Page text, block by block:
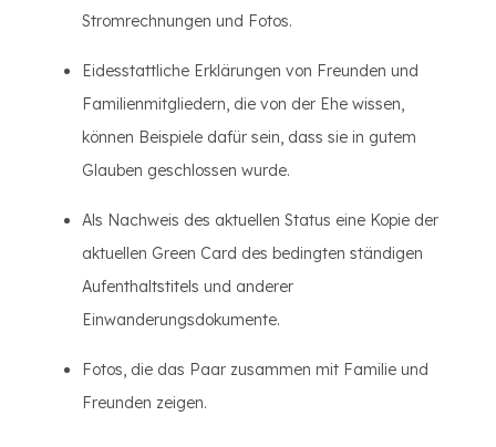
Stromrechnungen und Fotos.
Eidesstattliche Erklärungen von Freunden und
Familienmitgliedern, die von der Ehe wissen,
können Beispiele dafür sein, dass sie in gutem
Glauben geschlossen wurde.
Als Nachweis des aktuellen Status eine Kopie der
aktuellen Green Card des bedingten ständigen
Aufenthaltstitels und anderer
Einwanderungsdokumente.
Fotos, die das Paar zusammen mit Familie und
Freunden zeigen.